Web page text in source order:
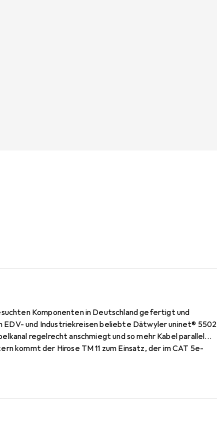
Komponenten in Deutschland gefertigt und
und Industriekreisen beliebte Dätwyler uninet® 5502
regelrecht anschmiegt und so mehr Kabel parallel
kommt der Hirose TM 11 zum Einsatz, der im CAT 5e-